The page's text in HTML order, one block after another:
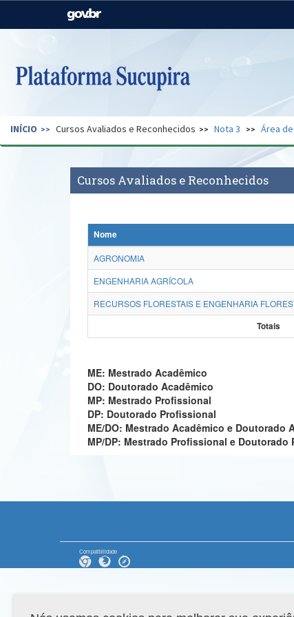
Casa Civil
Pecuária e Abastecimento
Secretaria de Governo Gabinete de Segurança
INÍCIO Cursos Avaliados e Reconhecidos Nota 3 Área
Cursos Avaliados e Reconhecidos
Nome
AGRONOMIA
ENGENHARIA AGRÍCOLA
RECURSOS FLORESTAIS E ENGENHARIA
Totais
ME: Mestrado Acadêmico
DO: Doutorado Acadêmico
MP: Mestrado Profissional
DP: Doutorado Profissional
ME/DO: Mestrado Acadêmico e Doutorado
MP/DP: Mestrado Profissional e Doutorado
Compatibilidade